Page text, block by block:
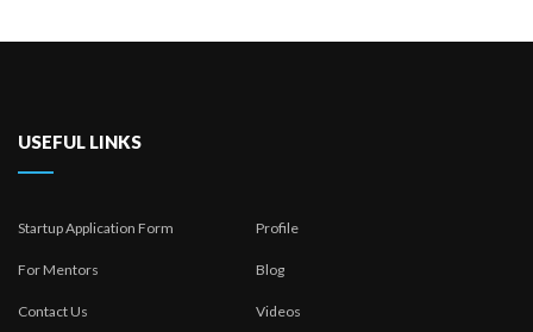
USEFUL LINKS
Startup Application Form Profile
For Mentors Blog
Contact Us Videos